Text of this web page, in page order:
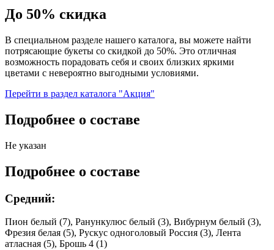
До 50% скидка
В специальном разделе нашего каталога, вы можете найти
потрясающие букеты со скидкой до 50%. Это отличная
возможность порадовать себя и своих близких яркими
цветами с невероятно выгодными условиями.
Перейти в раздел каталога "Акция"
Подробнее о составе
Не указан
Подробнее о составе
Средний:
Пион белый (7), Ранункулюс белый (3), Вибурнум белый (3),
Фрезия белая (5), Рускус одноголовый Россия (3), Лента
атласная (5), Брошь 4 (1)